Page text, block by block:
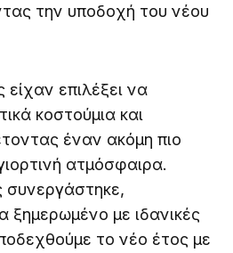
την υποδοχή του νέου
είχαν επιλέξει να
κοστούμια και
έναν ακόμη πιο
ατμόσφαιρα.
συνεργάστηκε,
με ιδανικές
το νέο έτος με